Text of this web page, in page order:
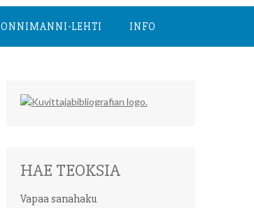
ONNIMANNI-LEHTI INFO
HAE TEOKSIA
Vapaa sanahaku